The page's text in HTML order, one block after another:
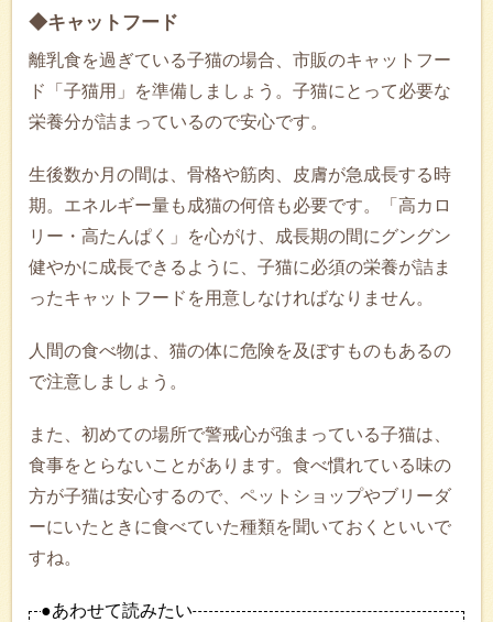
◆キャットフード
離乳食を過ぎている子猫の場合、市販のキャットフー
ド「子猫用」を準備しましょう。子猫にとって必要な
栄養分が詰まっているので安心です。
生後数か月の間は、骨格や筋肉、皮膚が急成長する時
期。エネルギー量も成猫の何倍も必要です。「高カロ
リー・高たんぱく」を心がけ、成長期の間にグングン
健やかに成長できるように、子猫に必須の栄養が詰ま
ったキャットフードを用意しなければなりません。
人間の食べ物は、猫の体に危険を及ぼすものもあるの
で注意しましょう。
また、初めての場所で警戒心が強まっている子猫は、
食事をとらないことがあります。食べ慣れている味の
方が子猫は安心するので、ペットショップやブリーダ
ーにいたときに食べていた種類を聞いておくといいで
すね。
●あわせて読みたい